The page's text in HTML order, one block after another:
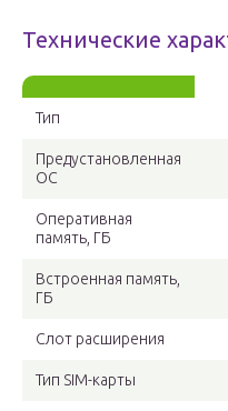
Технические
Тип
Предустановленная
ОС
Оперативная
память, ГБ
Встроенная память,
ГБ
Слот расширения
Тип SIM-карты